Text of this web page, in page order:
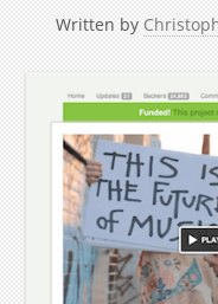
Written by